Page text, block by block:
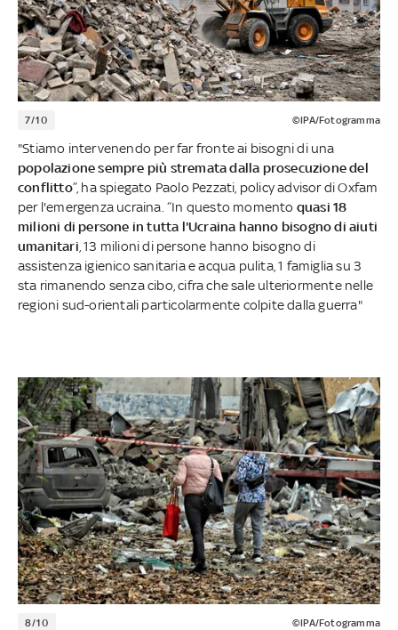
7/10 ©IPA/Fotogramma
"Stiamo intervenendo per far fronte ai bisogni di una
popolazione sempre più stremata dalla prosecuzione del
conflitto”, ha spiegato Paolo Pezzati, policy advisor di Oxfam
per l'emergenza ucraina. “In questo momento quasi 18
milioni di persone in tutta l'Ucraina hanno bisogno di aiuti
umanitari , 13 milioni di persone hanno bisogno di
assistenza igienico sanitaria e acqua pulita, 1 famiglia su 3
sta rimanendo senza cibo, cifra che sale ulteriormente nelle
regioni sud-orientali particolarmente colpite dalla guerra"
8/10 ©IPA/Fotogramma